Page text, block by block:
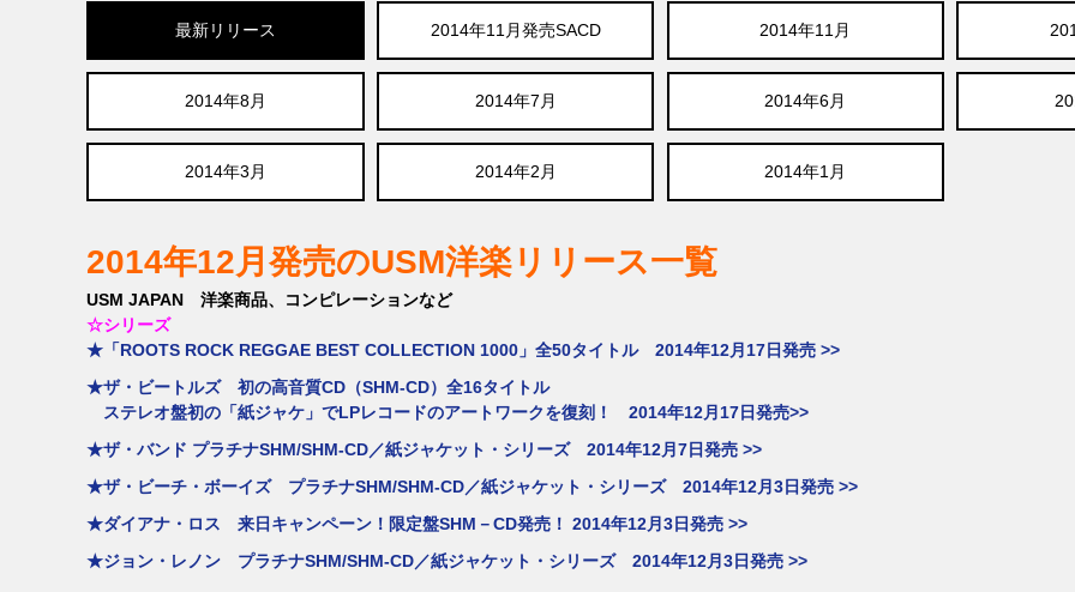
最新リリース 2014年11月発売SACD 2014年11月
2014年8月 2014年7月 2014年6月
2014年3月 2014年2月 2014年1月
2014年12月発売のUSM洋楽リリース一覧
USM JAPAN 洋楽商品、コンピレーションなど
☆シリーズ
★「ROOTS ROCK REGGAE BEST COLLECTION 1000」全50タイトル 2014年12月17日発売 >>
★ザ・ビートルズ 初の高音質CD（SHM-CD）全16タイトル
ステレオ盤初の「紙ジャケ」でLPレコードのアートワークを復刻！ 2014年12月17日発売>>
★ザ・バンド プラチナSHM/SHM-CD／紙ジャケット・シリーズ 2014年12月7日発売 >>
★ザ・ビーチ・ボーイズ プラチナSHM/SHM-CD／紙ジャケット・シリーズ 2014年12月3日発売 >>
★ダイアナ・ロス 来日キャンペーン！限定盤SHM－CD発売！ 2014年12月3日発売 >>
★ジョン・レノン プラチナSHM/SHM-CD／紙ジャケット・シリーズ 2014年12月3日発売 >>